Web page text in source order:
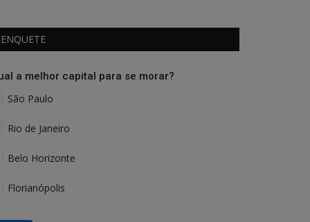
ENQUETE
a melhor capital para se morar?
São Paulo
Rio de Janeiro
Belo Horizonte
Florianópolis